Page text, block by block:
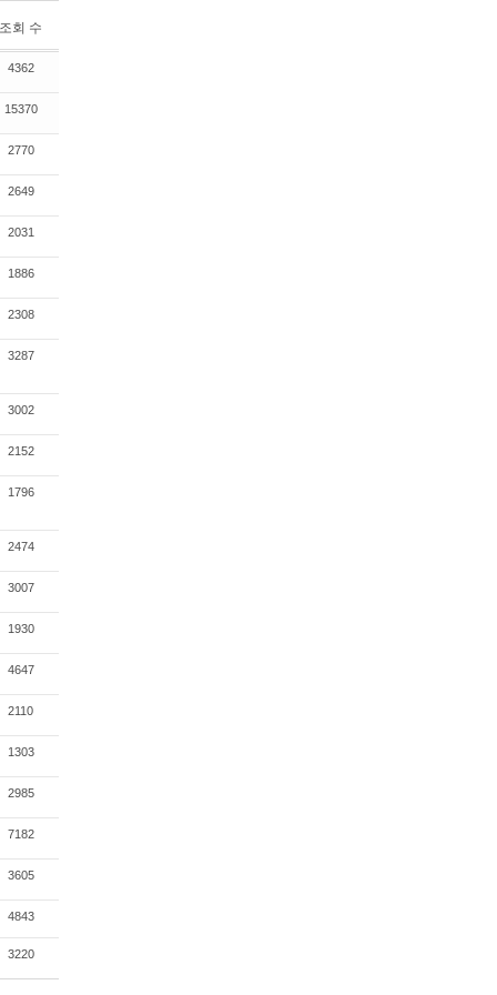
조회 수
4362
15370
2770
2649
2031
1886
2308
3287
3002
2152
1796
2474
3007
1930
4647
2110
1303
2985
7182
3605
4843
3220